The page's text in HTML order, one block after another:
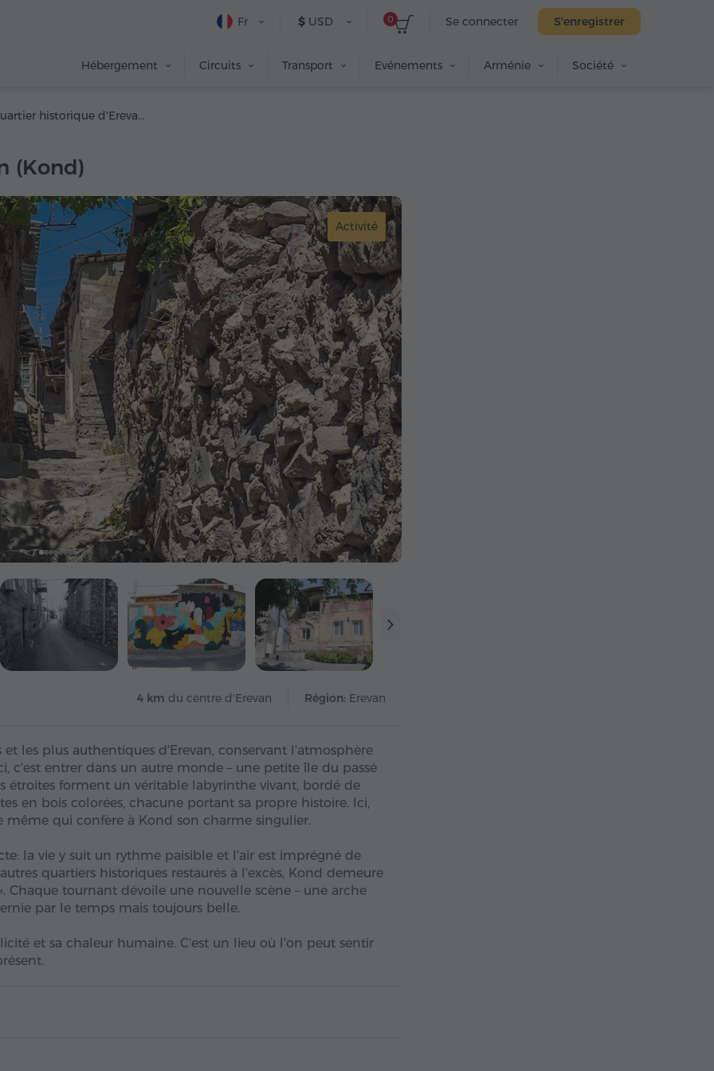
Se connecter S'enregistrer
0
$ USD
Fr
Hébergement Circuits Transport Evénements Arménie Société
Quartier historique d'Erevan (Kond)
(Kond)
Activité
4 km du centre d'Erevan Région: Erevan
les plus authentiques d'Erevan, conservant l'atmosphère
c'est entrer dans un autre monde – une petite île du passé
étroites forment un véritable labyrinthe vivant, bordé de
en bois colorées, chacune portant sa propre histoire. Ici,
même qui confère à Kond son charme singulier.
la vie y suit un rythme paisible et l'air est imprégné de
quartiers historiques restaurés à l'excès, Kond demeure
tournant dévoile une nouvelle scène – une arche
par le temps mais toujours belle.
et sa chaleur humaine. C'est un lieu où l'on peut sentir